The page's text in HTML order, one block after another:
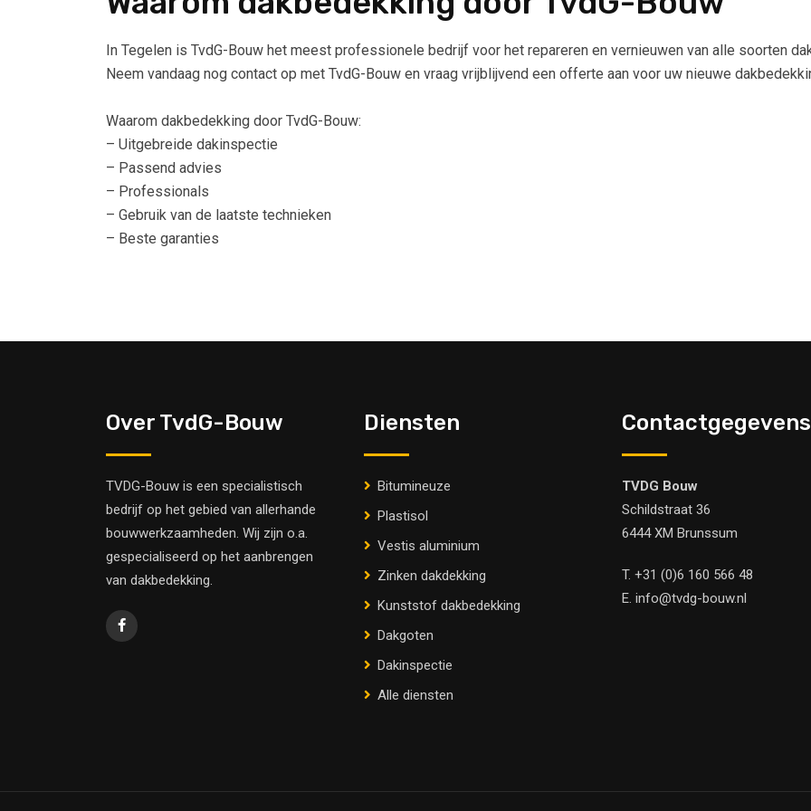
In Tegelen is TvdG-Bouw het meest professionele bedrijf voor het repareren en vernieuwen van alle soorten
Neem vandaag nog contact op met TvdG-Bouw en vraag vrijblijvend een offerte aan voor uw nieuwe
Waarom dakbedekking door TvdG-Bouw:
– Uitgebreide dakinspectie
– Passend advies
– Professionals
– Gebruik van de laatste technieken
– Beste garanties
Over TvdG-Bouw
TVDG-Bouw is een specialistisch
bedrijf op het gebied van allerhande
bouwwerkzaamheden. Wij zijn o.a.
gespecialiseerd op het aanbrengen
van dakbedekking.
Diensten
Bitumineuze
Plastisol
Vestis aluminium
Zinken dakdekking
Kunststof dakbedekking
Dakgoten
Dakinspectie
Alle diensten
Contactgegevens
TVDG Bouw
Schildstraat 36
6444 XM Brunssum
T. +31 (0)6 160 566 48
E. info@tvdg-bouw.nl